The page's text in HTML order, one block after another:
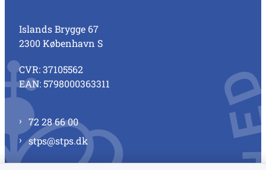
Islands Brygge 67
2300 København S
CVR: 37105562
EAN: 5798000363311
72 28 66 00
stps@stps.dk